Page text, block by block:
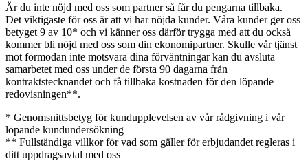
Är du inte nöjd med oss som partner så får du pengarna tillbaka.
Det viktigaste för oss är att vi har nöjda kunder. Våra kunder ger oss
betyget 9 av 10* och vi känner oss därför trygga med att du också
kommer bli nöjd med oss som din ekonomipartner. Skulle vår tjänst
mot förmodan inte motsvara dina förväntningar kan du avsluta
samarbetet med oss under de första 90 dagarna från
kontraktstecknandet och få tillbaka kostnaden för den löpande
redovisningen**.
* Genomsnittsbetyg för kundupplevelsen av vår rådgivning i vår
löpande kundundersökning
** Fullständiga villkor för vad som gäller för erbjudandet regleras i
ditt uppdragsavtal med oss